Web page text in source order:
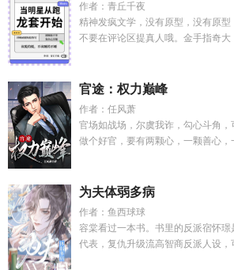
作者：青丘千夜
精神发疯文学，没有原型，没有原
不要在评论区提真人哦。金手指奇大
官途：权力巅峰
作者：任风萧
官场如战场，尔虞我诈，勾心斗角
做个好官，要有两颗心，一颗善心，
为夫体弱多病
作者：鱼西球球
容棠看过一本书。书里的反派宿怀
代表，复仇升级流高智商反派人设，